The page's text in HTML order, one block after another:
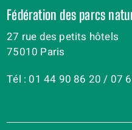
Fédération des parcs
27 rue des petits hôtels
75010 Paris
Tél : 01 44 90 86 20 / 07